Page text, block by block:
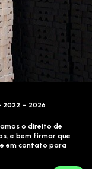
2022 – 2026
o direito de
e bem firmar que
em contato para